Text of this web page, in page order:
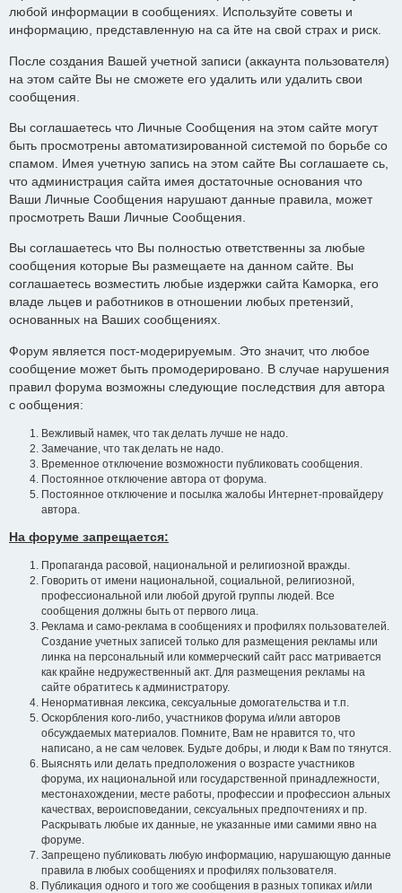
любой информации в сообщениях. Используйте советы и
информацию, представленную на са йте на свой страх и риск.
После создания Вашей учетной записи (аккаунта пользователя)
на этом сайте Вы не сможете его удалить или удалить свои
сообщения.
Вы соглашаетесь что Личные Сообщения на этом сайте могут
быть просмотрены автоматизированной системой по борьбе со
спамом. Имея учетную запись на этом сайте Вы соглашаете сь,
что администрация сайта имея достаточные основания что
Ваши Личные Сообщения нарушают данные правила, может
просмотреть Ваши Личные Сообщения.
Вы соглашаетесь что Вы полностью ответственны за любые
сообщения которые Вы размещаете на данном сайте. Вы
соглашаетесь возместить любые издержки сайта Каморка, его
владе льцев и работников в отношении любых претензий,
основанных на Ваших сообщениях.
Форум является пост-модерируемым. Это значит, что любое
сообщение может быть промодерировано. В случае нарушения
правил форума возможны следующие последствия для автора
с ообщения:
Вежливый намек, что так делать лучше не надо.
Замечание, что так делать не надо.
Временное отключение возможности публиковать сообщения.
Постоянное отключение автора от форума.
Постоянное отключение и посылка жалобы Интернет-провайдеру
автора.
На форуме запрещается:
Пропаганда расовой, национальной и религиозной вражды.
Говорить от имени национальной, социальной, религиозной,
профессиональной или любой другой группы людей. Все
сообщения должны быть от первого лица.
Реклама и само-реклама в сообщениях и профилях пользователей.
Создание учетных записей только для размещения рекламы или
линка на персональный или коммерческий сайт расс матривается
как крайне недружественный акт. Для размещения рекламы на
сайте обратитесь к администратору.
Ненормативная лексика, сексуальные домогательства и т.п.
Оскорбления кого-либо, участников форума и/или авторов
обсуждаемых материалов. Помните, Вам не нравится то, что
написано, а не сам человек. Будьте добры, и люди к Вам по тянутся.
Выяснять или делать предположения о возрасте участников
форума, их национальной или государственной принадлежности,
местонахождении, месте работы, профессии и профессион альных
качествах, вероисповедании, сексуальных предпочтениях и пр.
Раскрывать любые их данные, не указанные ими самими явно на
форуме.
Запрещено публиковать любую информацию, нарушающую данные
правила в любых сообщениях и профилях пользователя.
Публикация одного и того же сообщения в разных топиках и/или